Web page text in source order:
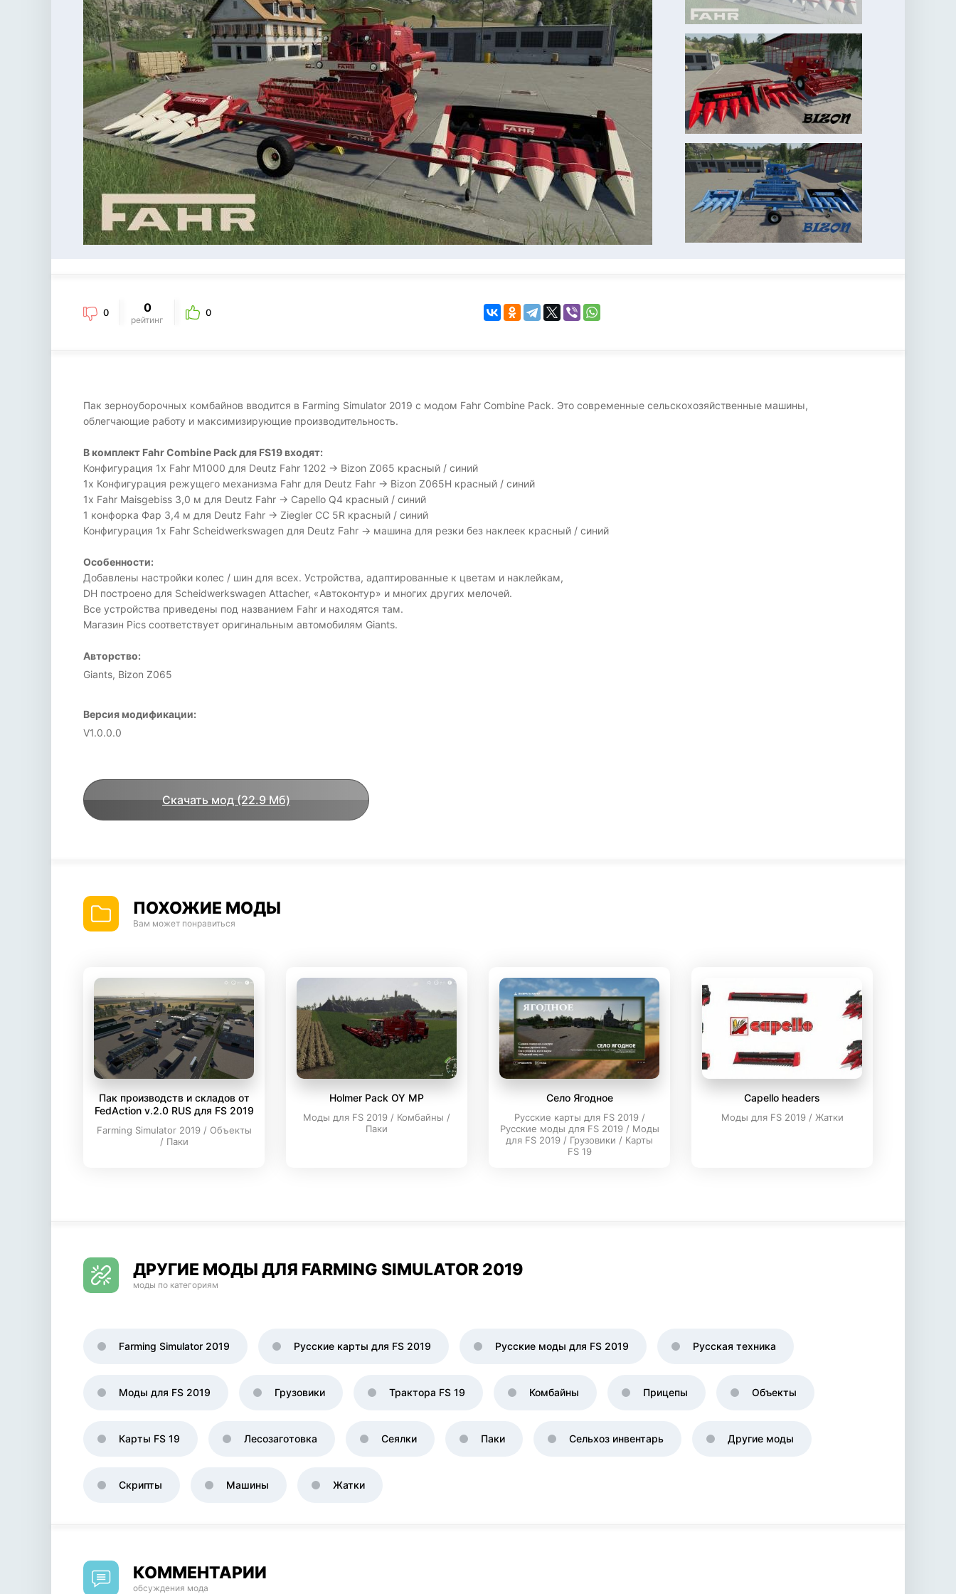
KINGDOM COME:
DELIVERANCE
бродилка
KENSHI
экшн
0 0
рейтинг
0
Пак зерноуборочных комбайнов вводится в Farming Simulator 2019 с модом Fahr Combine Pack. Это современные сельскохозяйственные машины,
облегчающие работу и максимизирующие производительность.
В комплект Fahr Combine Pack для FS19 входят:
Конфигурация 1x Fahr M1000 для Deutz Fahr 1202 -> Bizon Z065 красный / синий
1x Конфигурация режущего механизма Fahr для Deutz Fahr -> Bizon Z065H красный / синий
1x Fahr Maisgebiss 3,0 м для Deutz Fahr -> Capello Q4 красный / синий
1 конфорка Фар 3,4 м для Deutz Fahr -> Ziegler CC 5R красный / синий
Конфигурация 1x Fahr Scheidwerkswagen для Deutz Fahr -> машина для резки без наклеек красный / синий
Особенности:
Добавлены настройки колес / шин для всех. Устройства, адаптированные к цветам и наклейкам,
DH построено для Scheidwerkswagen Attacher, «Автоконтур» и многих других мелочей.
Все устройства приведены под названием Fahr и находятся там.
Магазин Pics соответствует оригинальным автомобилям Giants.
Авторство:
Giants, Bizon Z065
Версия модификации:
V1.0.0.0
Скачать мод (22.9 Мб)
ПОХОЖИЕ МОДЫ
Вам может понравиться
Пак производств и складов от
FedAction v.2.0 RUS для FS 2019
Farming Simulator 2019 / Объекты
/ Паки
Holmer Pack OY MP
Моды для FS 2019 / Комбайны /
Паки
Село Ягодное
Русские карты для FS 2019 /
Русские моды для FS 2019 / Моды
для FS 2019 / Грузовики / Карты
FS 19
Capello headers
Моды для FS 2019 / Жатки
ДРУГИЕ МОДЫ ДЛЯ FARMING SIMULATOR 2019
моды по категориям
Farming Simulator 2019 Русские карты для FS 2019 Русские моды для FS 2019 Русская техника
Моды для FS 2019 Грузовики Трактора FS 19 Комбайны Прицепы Объекты
Карты FS 19 Лесозаготовка Сеялки Паки Сельхоз инвентарь Другие моды
Скрипты Машины Жатки
КОММЕНТАРИИ
обсуждения мода